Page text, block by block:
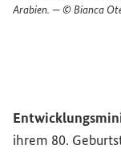
Arabien. — © Bianca
ihrem 80.